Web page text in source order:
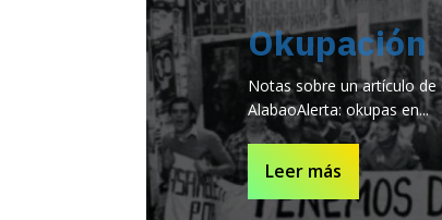
Okupación
Notas sobre un artículo
AlabaoAlerta: okupas en...
Leer más